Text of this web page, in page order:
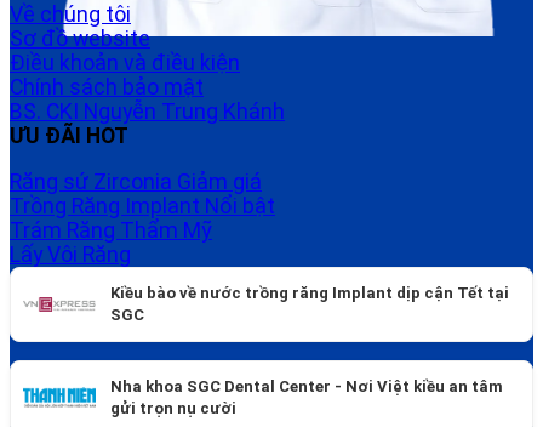
Về chúng tôi
Sơ đồ website
Điều khoản và điều kiện
Chính sách bảo mật
BS. CKI Nguyễn Trung Khánh
ƯU ĐÃI HOT
Răng sứ Zirconia
Trồng Răng Implant
Trám Răng Thẩm Mỹ
Lấy Vôi Răng
Kiều bào về nước trồng răng Implant dịp cận Tết tại
SGC
Nha khoa SGC Dental Center - Nơi Việt kiều an tâm
gửi trọn nụ cười